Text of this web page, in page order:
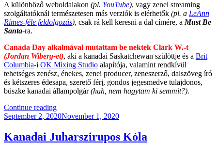
A különböző weboldalakon (pl. YouTube), vagy zenei streaming
szolgáltatóknál természetesen más verziók is elérhetők (pl. a LeAnn
Rimes-féle feldolgozás), csak rá kell keresni a dal címére, a Must Be
Santa-ra.
Canada Day alkalmával mutattam be nektek Clark W.-t
(Jordan Wiberg-et), aki a kanadai Saskatchewan szülöttje és a Brit
Columbia-i OK Mixing Studio alapítója, valamint rendkívül
tehetséges zenész, énekes, zenei producer, zeneszerző, dalszöveg író
és kétszeres édesapa, szerető férj, gondos jegesmedve tulajdonos,
büszke kanadai állampolgár(huh, nem hagytam ki semmit?).
Continue reading“Dalok
Karácsonyra”
Posted
September 2, 2020November 1, 2020
Kanadai Juharszirupos Kóla